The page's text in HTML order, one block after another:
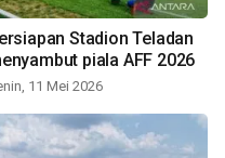
Stadion Teladan
piala AFF 2026
11 Mei 2026